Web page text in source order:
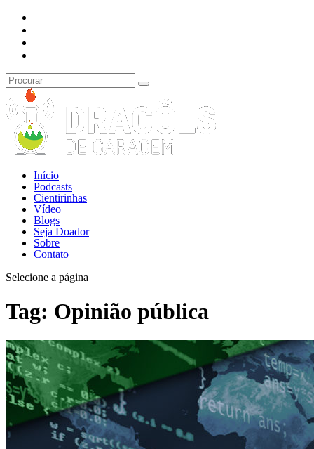
Início
Podcasts
Cientirinhas
Vídeo
Blogs
Seja Doador
Sobre
Contato
Selecione a página
Tag: Opinião pública